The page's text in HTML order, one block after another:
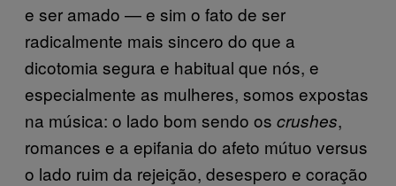
e ser amado — e sim o fato de ser
radicalmente mais sincero do que a
dicotomia segura e habitual que nós, e
especialmente as mulheres, somos expostas
na música: o lado bom sendo os crushes,
romances e a epifania do afeto mútuo versus
o lado ruim da rejeição, desespero e coração